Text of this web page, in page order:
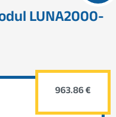
LUNA2000-
963.86 €